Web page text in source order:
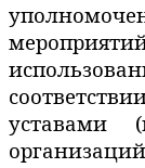
уставами